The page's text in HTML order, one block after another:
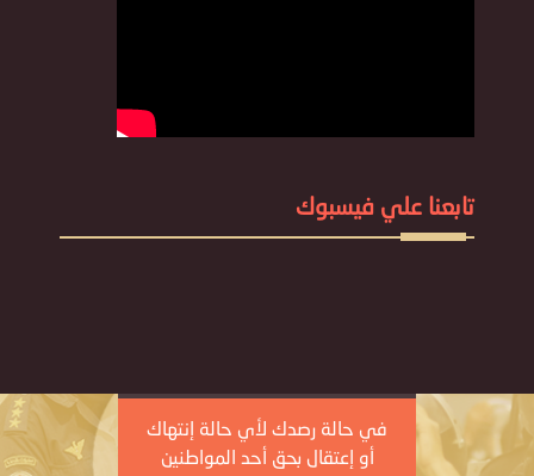
تابعنا علي فيسبوك
في حالة رصدك لأي حالة إنتهاك
أو إعتقال بحق أحد المواطنين